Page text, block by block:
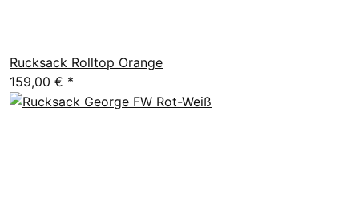
Rucksack Rolltop Orange
159,00 € *